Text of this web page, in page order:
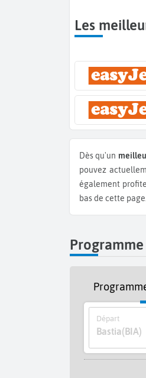
Les
Dès qu'un
pouvez
également
bas de cette
Départ
Bastia(BIA)